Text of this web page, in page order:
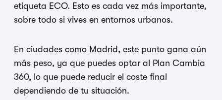
etiqueta ECO. Esto es cada vez más importante,
sobre todo si vives en entornos urbanos.
En ciudades como Madrid, este punto gana aún
más peso, ya que puedes optar al Plan Cambia
360, lo que puede reducir el coste final
dependiendo de tu situación.